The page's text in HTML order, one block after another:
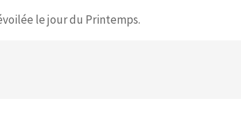
le jour du Printemps.